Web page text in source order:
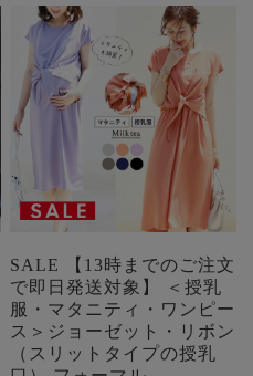
SALE 【13時までのご注文
で即日発送対象】 ＜授乳
服・マタニティ・ワンピー
ス＞ジョーゼット・リボン
（スリットタイプの授乳